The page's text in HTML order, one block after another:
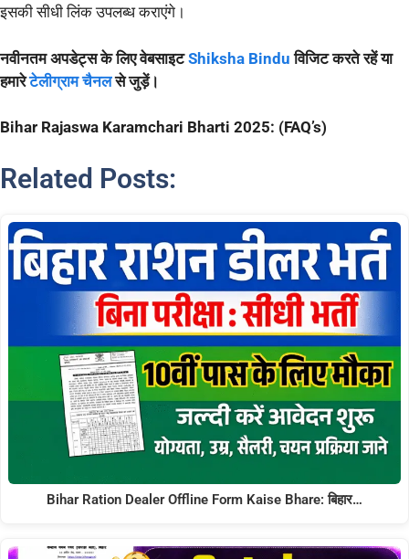
इसकी सीधी लिंक उपलब्ध कराएंगे।
नवीनतम अपडेट्स के लिए वेबसाइटShiksha Bindu विजिट करते रहें या
हमारेटेलीग्राम चैनल से जुड़ें।
Bihar Rajaswa Karamchari Bharti 2025: (FAQ’s)
Related Posts:
Bihar Ration Dealer Offline Form Kaise Bhare: बिहार…